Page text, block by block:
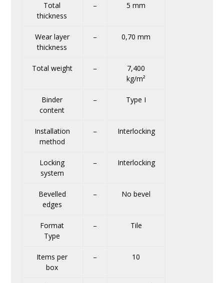
Total
thickness
– 5 mm
Wear layer
thickness
– 0,70 mm
Total weight –
7,400
kg/m²
Binder
content
– Type I
Installation
method
– Interlocking
Locking
system
– Interlocking
Bevelled
edges
– No bevel
Format
Type
– Tile
Items per
box
– 10